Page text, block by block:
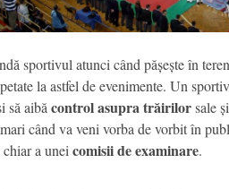
sportivul atunci când pășește în
la astfel de evenimente. Un
să aibă control asupra trăirilorsale
când va veni vorba de vorbit în
a unei comisii de examinare.